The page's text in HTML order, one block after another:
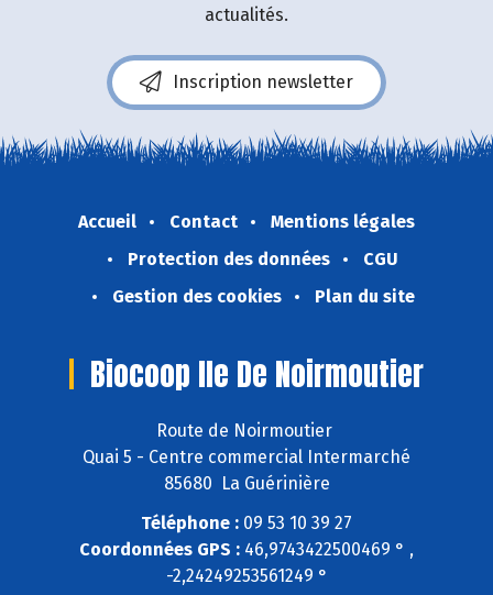
actualités.
Inscription newsletter
Accueil Contact
Mentions légales
Protection des données
CGU
Gestion des cookies
Plan du site
Biocoop Ile De Noirmoutier
Route de Noirmoutier
Quai 5 - Centre commercial Intermarché
85680 La Guérinière
Téléphone : 09 53 10 39 27
Coordonnées GPS : 46,9743422500469 ° ,
-2,24249253561249 °